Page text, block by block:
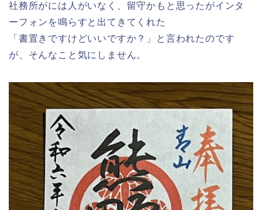
社務所がには人がいなく、留守かもと思ったがインタ
ーフォンを鳴らすと出てきてくれた
「書置きですけどいいですか？」と言われたのです
が、そんなこと気にしません。